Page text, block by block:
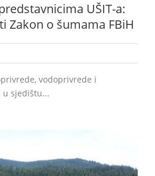
UŠIT-a:
Zakon o šumama FBiH
vodoprivrede i
u sjedištu...